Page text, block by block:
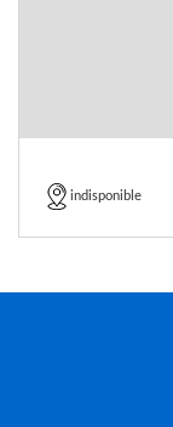
indisponible